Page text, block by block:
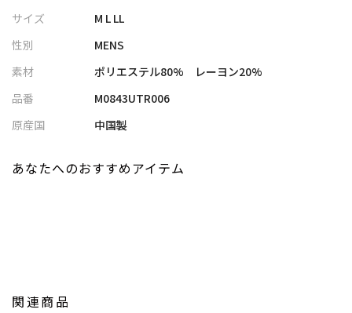
後衿のリブやポケットの袋布の配色がアクセントになっていま
す。
フランス語で「混ぜ合わせる」という意味で、2色以上の霜降りの
糸を指します。この糸は、染色された綿を紡いで作られます。霜降
【UNION STATION/ ユニオンステーション】
サイズ
M L LL
性別
MENS
素材
ポリエステル80% レーヨン20%
品番
M0843UTR006
原産国
中国製
関連商品
あなたへのおすすめアイテム